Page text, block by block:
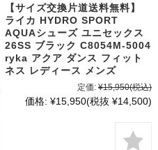
【サイズ交換片道送料無料】
ライカ HYDRO SPORT
AQUAシューズ ユニセックス
26SS ブラック C8054M-5004
ryka アクア ダンス フィット
ネス レディース メンズ
定価: ¥15,950(税込)
価格: ¥15,950(税抜 ¥14,500)